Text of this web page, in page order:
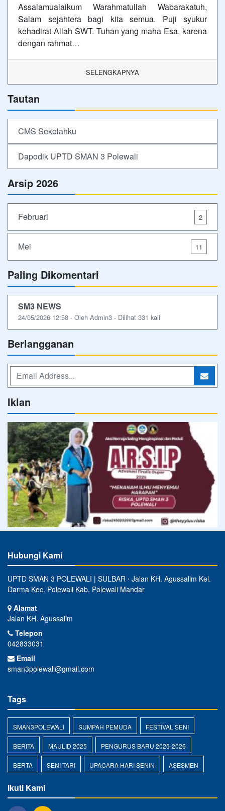
Assalamualaikum Warahmatullah Wabarakatuh,
Salam sejahtera bagi kita semua. Puji syukur
kehadirat Allah SWT. Tuhan yang maha Esa, karena
dengan rahmat…
SELENGKAPNYA
Tautan
CMS Sekolahku
Dapodik UPTD SMAN 3 Polewali
Arsip 2026
Februari 2
Mei 11
Paling Dikomentari
SM3 NEWS
24/05/2026 12:58 - Oleh Admin3 - Dilihat 331 kali
Berlangganan
Iklan
Hubungi Kami
UPTD SMAN 3 POLEWALI | SULBAR ⋅ Jalan KH. Agussalim Kel.
Darma Kec. Polewali Kab. Polewali Mandar
Alamat
Jalan KH. Agussalim
Telepon
042833031
Email
sman3polewali@gmail.com
Tags
SMAN3POLEWALI SUMPAH PEMUDA FESTIVAL SENI
BERITA MAULID 2025 PENGURUS BARU 2025-2026
BERTA SENI TARI UPACARA HARI SENIN ASESMEN
Ikuti Kami